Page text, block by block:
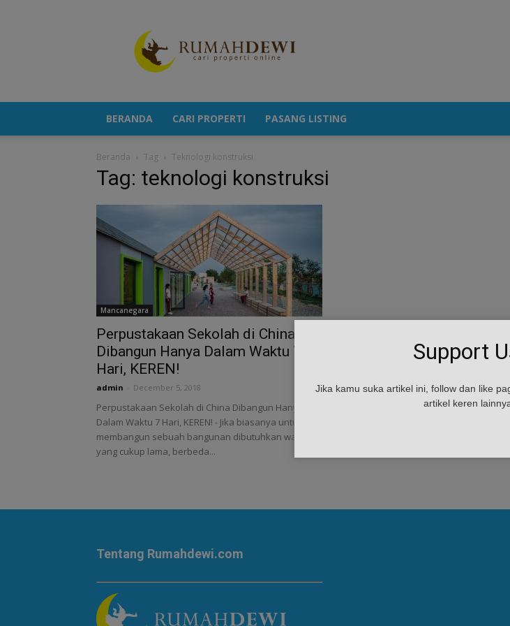
Berita
Properti
Terkini
BERANDA CARI PROPERTI PASANG LISTING
Beranda Tag Teknologi konstruksi
Tag: teknologi konstruksi
Mancanegara
Perpustakaan Sekolah di China
Dibangun Hanya Dalam Waktu 7
Hari, KEREN!
admin December 5, 2018
Perpustakaan Sekolah di China Dibangun Hanya
Dalam Waktu 7 Hari, KEREN! - Jika biasanya untuk
membangun sebuah bangunan dibutuhkan waktu
yang cukup lama, berbeda...
Tentang Rumahdewi.com
Support
Jika kamu suka artikel ini, follow dan like
artikel keren